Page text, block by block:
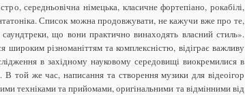
середньовічна німецька, класичне фортепіано, рокабілі,
Список можна продовжувати, не кажучи вже про те,
що вони практично винаходять власний стиль».
широким різноманіттям та комплексністю, відіграє важливу
в західному науковому середовищі виокремилися в
В той же час, написання та створення музики для відеоігор
техніками та прийомами, оригінальними та відмінними від